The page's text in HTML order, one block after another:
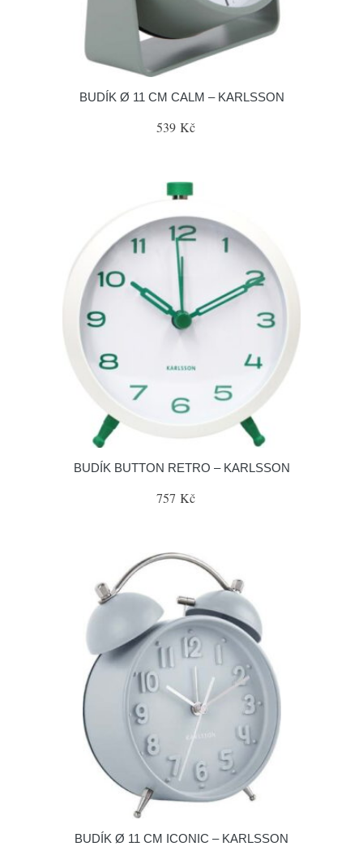
BUDÍK Ø 11 CM CALM – KARLSSON
539 Kč
BUDÍK BUTTON RETRO – KARLSSON
757 Kč
BUDÍK Ø 11 CM ICONIC – KARLSSON